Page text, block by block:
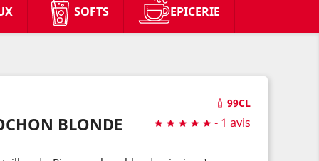
SOFTS EPICERIE
99CL
- 1 avis
BLONDE